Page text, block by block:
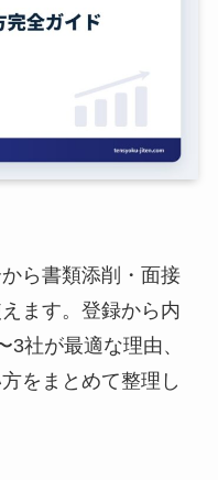
ら書類添削・面接
ます。登録から内
社が最適な理由、
をまとめて整理し